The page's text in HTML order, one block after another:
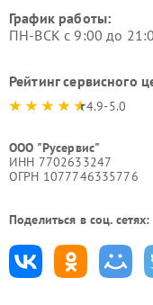
График работы:
ПН-ВСК с 9:00 до
Рейтинг сервисного
4.9-5.0
ООО "Русервис"
ИНН 7702633247
ОГРН 1077746335776
Поделиться в соц. сетях: